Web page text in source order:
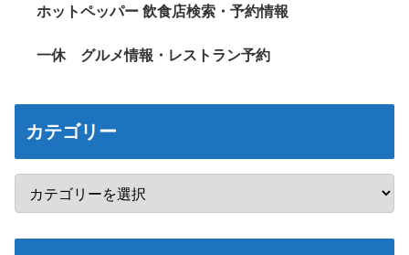
ホットペッパー 飲食店検索・予約情報
一休 グルメ情報・レストラン予約
カテゴリー